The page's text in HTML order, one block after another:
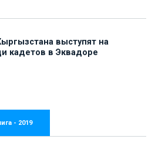
выступят на
кадетов в Эквадоре
- 2019